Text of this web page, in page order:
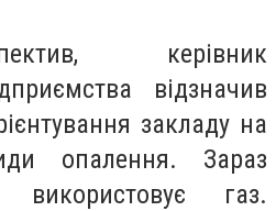
керівник
відзначив
закладу на
опалення. Зараз
використовує газ.